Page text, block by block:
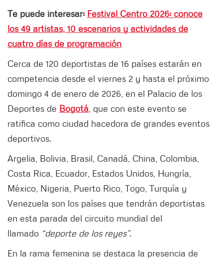
Te puede interesar: Festival Centro 2026: conoce
los 49 artistas, 10 escenarios y actividades de
cuatro días de programación
Cerca de 120 deportistas de 16 países estarán en
competencia desde el viernes 2 y hasta el próximo
domingo 4 de enero de 2026, en el Palacio de los
Deportes de Bogotá , que con este evento se
ratifica como ciudad hacedora de grandes eventos
deportivos.
Argelia, Bolivia, Brasil, Canadá, China, Colombia,
Costa Rica, Ecuador, Estados Unidos, Hungría,
México, Nigeria, Puerto Rico, Togo, Turquía y
Venezuela son los países que tendrán deportistas
en esta parada del circuito mundial del
llamado “deporte de los reyes”.
En la rama femenina se destaca la presencia de